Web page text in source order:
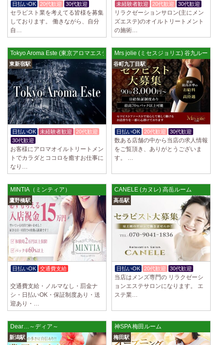
2025/03/29[蒲田駅]
LIVSPA (リブスパ) 蒲田ルーム
当店の募集は嘘偽り等なく、記載通りにしっかりお給料をお支払いさせ
ていただきます。 とても働きやすいお店作りを心がけております…
2025/03/28 [恵比寿駅]
大人の隠れ家 恵比寿ルーム
初めまして、大人の隠れ家の女店長です。 当店では業界の闇である講習
時のセクハラを撲滅するために女店長または在籍セラピストが講…
2025/03/28[渋谷駅]
大人の隠れ家 渋谷ルーム
初めまして、大人の隠れ家の女店長です。 当店では業界の闇である講習
時のセクハラを撲滅するために女店長または在籍セラピストが講…
2025/03/28[亀有駅]
aroma Angel
セラピストさんを大募集しております 完全歩合で50%〜60%以上！！ 掛
2025/03/28[東海学園前駅]
デビルキャット
24時間営業！自由シフトで好きな時間に働ける 未経験者歓迎♪個室待機
でゆっくり自分の好きな事ができます♪ 可愛い制服もご用意して…
日払いOK 20代歓迎 30代歓迎
セラピスト業を考えてる皆様を募集
しております。 働きながら、自分
自…
未経験者歓迎 20代歓迎 30代歓迎
リラクゼーションサロン(主にメン
ズエステ)のオイルトリートメント
の施術…
Tokyo Aroma Este (東京アロマエステ) 東新宿ルーム
東新宿駅
日払いOK 未経験者歓迎
20代歓迎
30代歓迎
お客様にアロマオイルトリートメン
トでカラダとココロを癒すお仕事に
なり…
Mrs jolie (ミセスジョリエ) 谷九ルーム
谷町九丁目駅
日払いOK 20代歓迎 30代歓迎
数ある店舗の中から当店の求人情報
をご覧頂き、ありがとうございま
す。 …
MINTIA（ミンティア）
鷹野橋駅
日払いOK
交通費支給
交通費支給・ノルマなし・罰金ナ
シ・日払いOK・保証制度あり・送
迎あり・…
CANELE (カヌレ) 高岳ルーム
高岳駅
日払いOK 20代歓迎 30代歓迎
当店はメンズ専門の リラクゼーシ
ョンエステサロンになります。 エ
ステ業…
Dear…～ディア～
新潟駅
神SPA 梅田ルーム
梅田駅